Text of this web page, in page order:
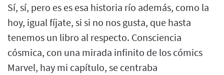
Sí, sí, pero es es esa historia río además, como la
hoy, igual fíjate, si si no nos gusta, que hasta
tenemos un libro al respecto. Consciencia
cósmica, con una mirada infinito de los cómics
Marvel, hay mi capítulo, se centraba